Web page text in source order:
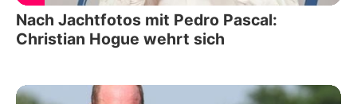
Nach Jachtfotos mit Pedro Pascal:
Christian Hogue wehrt sich